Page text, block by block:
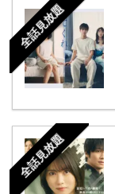
全話見放題
全話見放題